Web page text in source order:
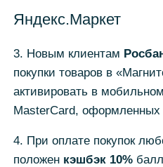
Яндекс.Маркет
3. Новым клиентам
покупки товаров в
активировать в
MasterCard, оформленных
4. При оплате покупок
положен кэшбэк 10%